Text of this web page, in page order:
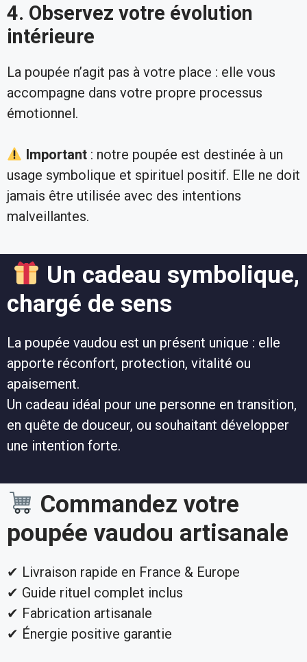
4. Observez votre évolution
intérieure
La poupée n’agit pas à votre place : elle vous
accompagne dans votre propre processus
émotionnel.
Important: notre poupée est destinée à un
usage symbolique et spirituel positif. Elle ne doit
jamais être utilisée avec des intentions
malveillantes.
Un cadeau symbolique,
chargé de sens
La poupée vaudou est un présent unique : elle
apporte réconfort, protection, vitalité ou
apaisement.
Un cadeau idéal pour une personne en transition,
en quête de douceur, ou souhaitant développer
une intention forte.
Commandez votre
poupée vaudou artisanale
✔ Livraison rapide en France & Europe
✔ Guide rituel complet inclus
✔ Fabrication artisanale
✔ Énergie positive garantie